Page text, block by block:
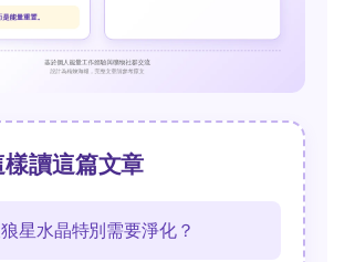
讀這篇文章
星水晶特別需要淨化？